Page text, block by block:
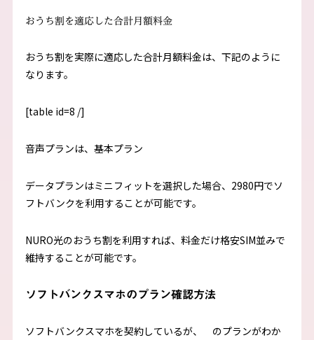
おうち割を適応した合計月額料金
おうち割を実際に適応した合計月額料金は、下記のように
なります。
[table id=8 /]
音声プランは、基本プラン
データプランはミニフィットを選択した場合、2980円でソ
フトバンクを利用することが可能です。
NURO光のおうち割を利用すれば、料金だけ格安SIM並みで
維持することが可能です。
ソフトバンクスマホのプラン確認方法
ソフトバンクスマホを契約しているが、 のプランがわか